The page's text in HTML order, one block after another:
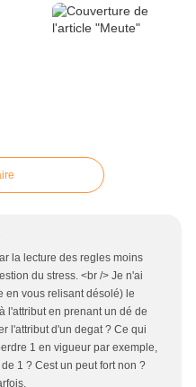
la lecture des regles moins
du stress. <br /> Je n'ai
en vous relisant désolé) le
l'attribut en prenant un dé de
l'attribut d'un degat ? Ce qui
1 en vigueur par exemple,
1 ? Cest un peut fort non ?